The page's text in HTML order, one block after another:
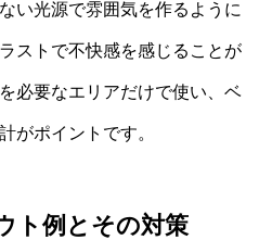
い光源で雰囲気を作るように
ストで不快感を感じることが
必要なエリアだけで使い、ベ
がポイントです。
ト例とその対策